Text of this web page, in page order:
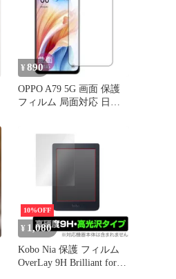
¥ 890
OPPO A79 5G 画面 保護
フィルム 局面対応 日本
10%OFF
¥ 1,080
Kobo Nia 保護 フィルム
OverLay 9H Brilliant for